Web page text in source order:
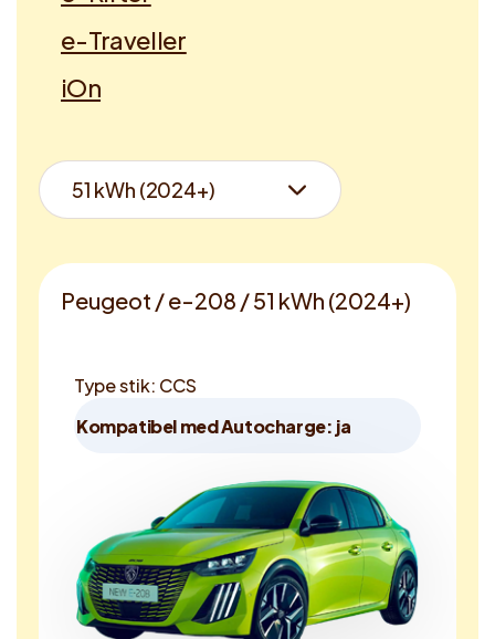
e-Traveller
iOn
Peugeot / e-208 / 51 kWh (2024+)
Type stik: CCS
Kompatibel med Autocharge: ja